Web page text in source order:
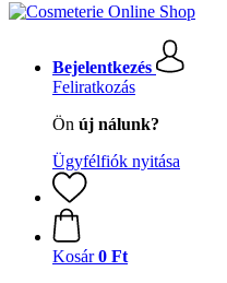
Bejelentkezés
Feliratkozás
Ön új nálunk?
Ügyfélfiók nyitása
Kosár 0 Ft